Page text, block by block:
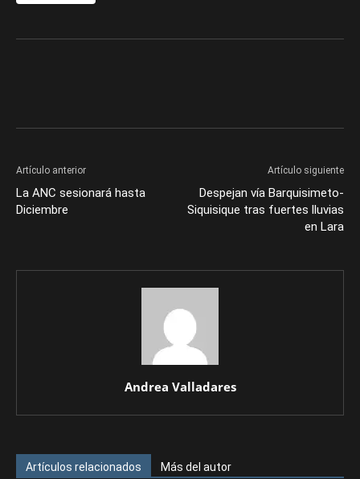
Artículo anterior
La ANC sesionará hasta
Diciembre
Artículo siguiente
Despejan vía Barquisimeto-
Siquisique tras fuertes lluvias
en Lara
Andrea Valladares
Artículos relacionados Más del autor